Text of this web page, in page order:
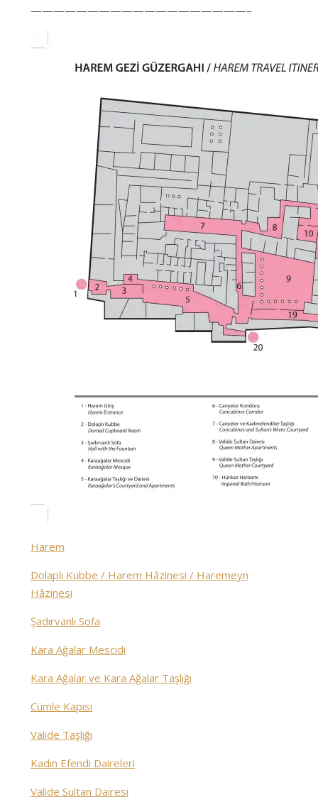
———————————————————–
Harem
Dolaplı Kubbe / Harem Hâzinesi / Haremeyn
Hâzinesi
Şadırvanlı Sofa
Kara Ağalar Mescidi
Kara Ağalar ve Kara Ağalar Taşlığı
Cümle Kapısı
Valide Taşlığı
Kadın Efendi Daireleri
Valide Sultan Dairesi